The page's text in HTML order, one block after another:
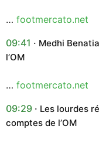
… footmercato.net
09:41
Medhi
l’OM
… footmercato.net
09:29
Les lourdes
comptes de l’OM